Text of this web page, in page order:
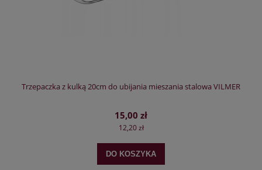
Trzepaczka z kulką 20cm do ubijania mieszania stalowa VILMER
15,00 zł
12,20 zł
DO KOSZYKA